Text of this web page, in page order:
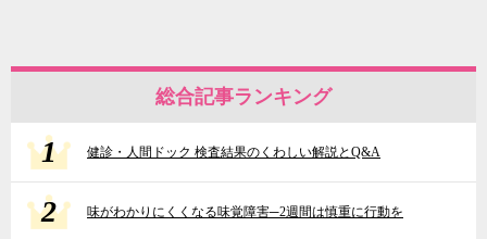
総合記事ランキング
1 健診・人間ドック 検査結果のくわしい解説とQ&A
2 味がわかりにくくなる味覚障害─2週間は慎重に行動を